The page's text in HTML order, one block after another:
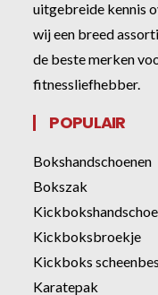
uitgebreide kennis
wij een breed
de beste merken
fitnessliefhebber.
POPULAIR
Bokshandschoenen
Bokszak
Kickboksbroekje
Kickboks
Karatepak